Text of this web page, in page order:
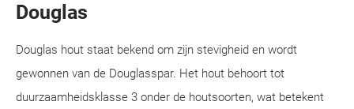
Douglas
Douglas hout staat bekend om zijn stevigheid en wordt
gewonnen van de Douglasspar. Het hout behoort tot
duurzaamheidsklasse 3 onder de houtsoorten, wat betekent